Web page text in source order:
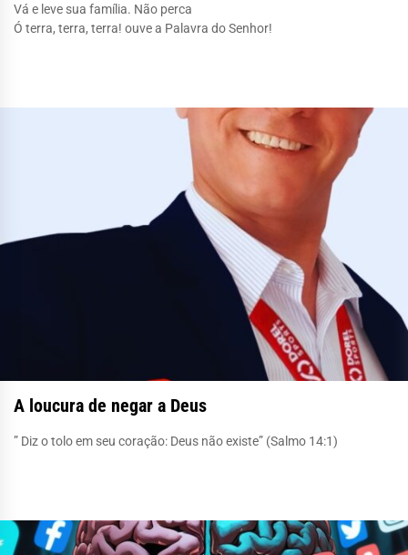
Vá e leve sua família. Não perca
Ó terra, terra, terra! ouve a Palavra do Senhor!
A loucura de negar a Deus
” Diz o tolo em seu coração: Deus não existe” (Salmo 14:1)